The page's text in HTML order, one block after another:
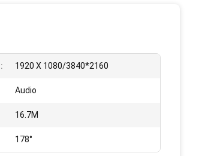
1920 X 1080/3840*2160
Audio
16.7M
178°